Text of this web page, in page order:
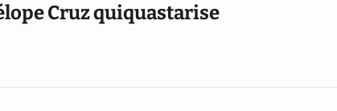
Cruz quiquastarise